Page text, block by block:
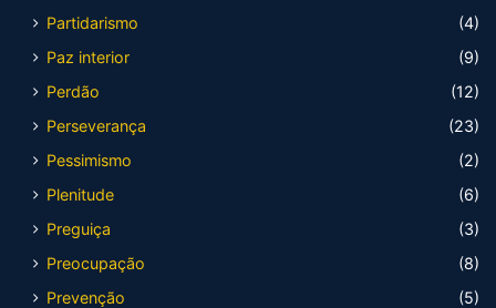
Partidarismo
(4)
Paz interior
(9)
Perdão
(12)
Perseverança
(23)
Pessimismo
(2)
Plenitude
(6)
Preguiça
(3)
Preocupação
(8)
Prevenção
(5)